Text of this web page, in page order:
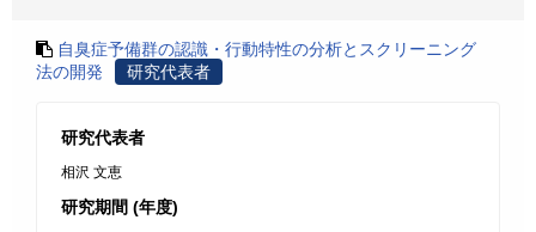
自臭症予備群の認識・行動特性の分析とスクリーニング
法の開発
研究代表者
研究代表者
相沢 文恵
研究期間 (年度)